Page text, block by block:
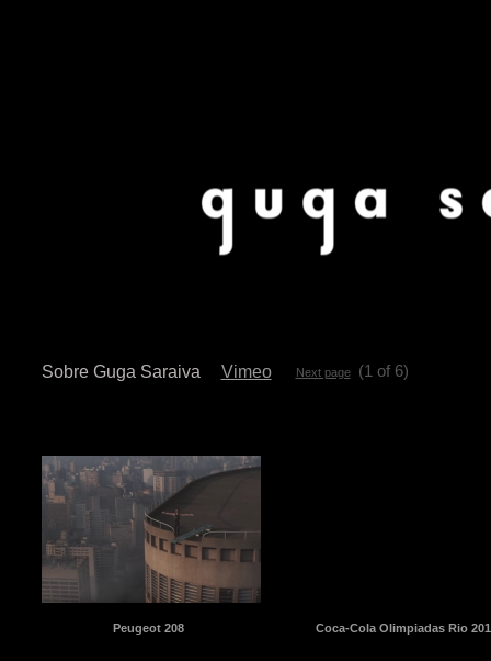
Sobre Guga Saraiva Vimeo Next page (1 of 6)
Peugeot 208 Coca-Cola Olimpiadas Rio